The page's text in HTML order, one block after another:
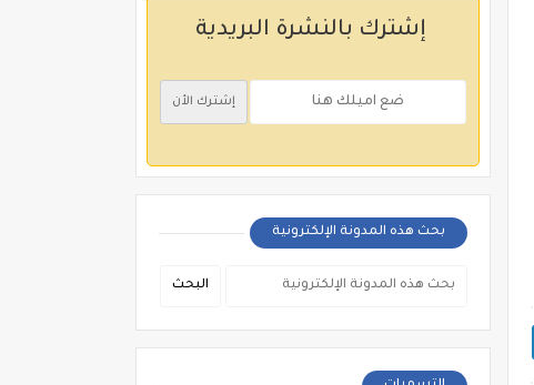
إشترك بالنشرة البريدية
بحث هذه المدونة الإلكترونية